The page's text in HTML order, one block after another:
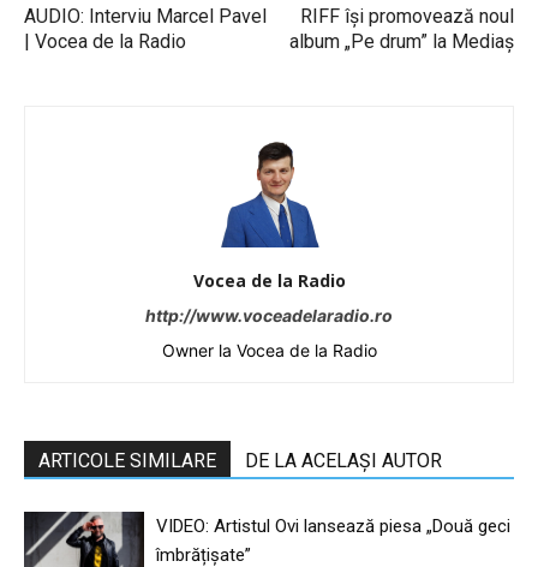
AUDIO: Interviu Marcel Pavel
| Vocea de la Radio
RIFF își promovează noul
album „Pe drum” la Mediaş
Vocea de la Radio
http://www.voceadelaradio.ro
Owner la Vocea de la Radio
ARTICOLE SIMILARE DE LA ACELAȘI AUTOR
VIDEO: Artistul Ovi lansează piesa „Două geci
îmbrățișate”